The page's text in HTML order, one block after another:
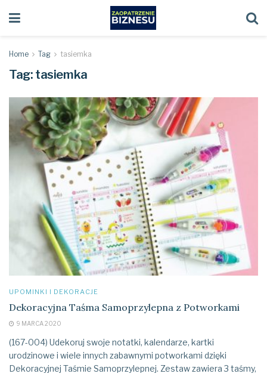
Home Tag tasiemka
Tag: tasiemka
UPOMINKI I DEKORACJE
Dekoracyjna Taśma Samoprzylepna z Potworkami
9 MARCA 2020
(167-004) Udekoruj swoje notatki, kalendarze, kartki
urodzinowe i wiele innych zabawnymi potworkami dzięki
Dekoracyjnej Taśmie Samoprzylepnej. Zestaw zawiera 3 taśmy,